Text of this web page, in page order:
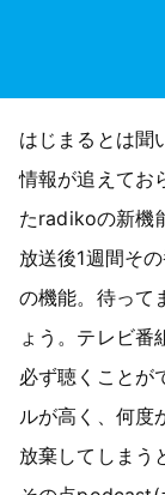
はじまるとは聞
情報が追えてお
たradikoの新機
放送後1週間そ
の機能。待って
ょう。テレビ番
必ず聴くことが
ルが高く、何度
放棄してしまう